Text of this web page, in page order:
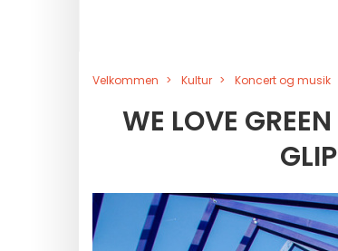
Velkommen Kultur Koncert og musik
WE LOVE